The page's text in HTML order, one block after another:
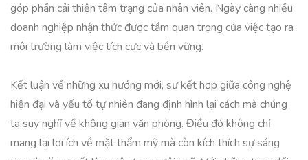
góp phần cải thiện tâm trạng của nhân viên. Ngày càng nhiều
doanh nghiệp nhận thức được tầm quan trọng của việc tạo ra
môi trường làm việc tích cực và bền vững.
Kết luận về những xu hướng mới, sự kết hợp giữa công nghệ
hiện đại và yếu tố tự nhiên đang định hình lại cách mà chúng
ta suy nghĩ về không gian văn phòng. Điều đó không chỉ
mang lại lợi ích về mặt thẩm mỹ mà còn kích thích sự sáng